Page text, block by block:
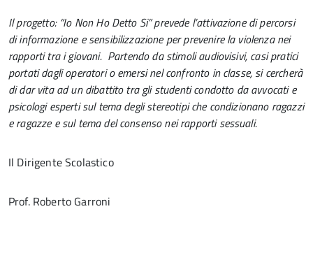
Il progetto: “Io Non Ho Detto Si” prevede l’attivazione di percorsi
di informazione e sensibilizzazione per prevenire la violenza nei
rapporti tra i giovani. Partendo da stimoli audiovisivi, casi pratici
portati dagli operatori o emersi nel confronto in classe, si cercherà
di dar vita ad un dibattito tra gli studenti condotto da avvocati e
psicologi esperti sul tema degli stereotipi che condizionano ragazzi
e ragazze e sul tema del consenso nei rapporti sessuali.
Il Dirigente Scolastico
Prof. Roberto Garroni